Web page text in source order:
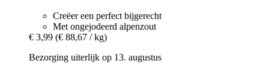
Creëer een perfect bijgerecht
Met ongejodeerd alpenzout
€ 3,99 (€ 88,67 / kg)
Bezorging uiterlijk op 13. augustus